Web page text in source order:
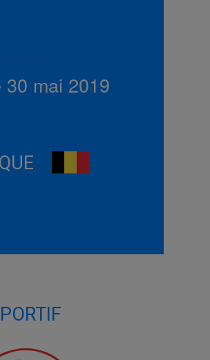
30 mai 2019